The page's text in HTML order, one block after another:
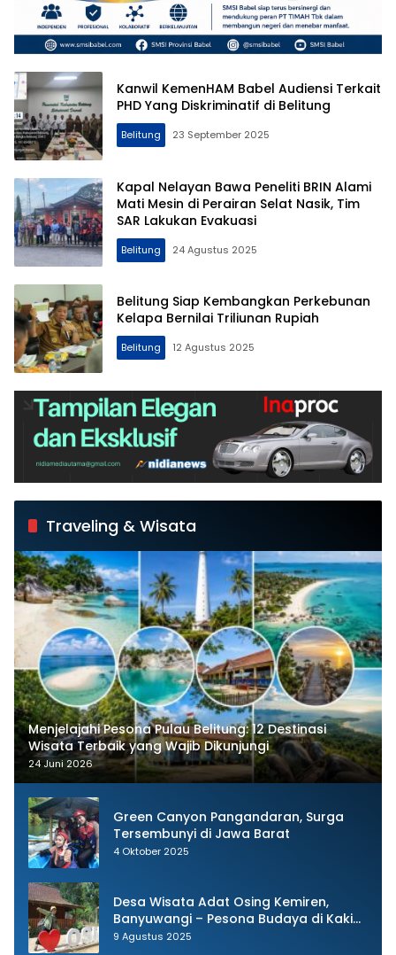
Kanwil KemenHAM Babel Audiensi Terkait
PHD Yang Diskriminatif di Belitung
Belitung 23 September 2025
Kapal Nelayan Bawa Peneliti BRIN Alami
Mati Mesin di Perairan Selat Nasik, Tim
SAR Lakukan Evakuasi
Belitung 24 Agustus 2025
Belitung Siap Kembangkan Perkebunan
Kelapa Bernilai Triliunan Rupiah
Belitung 12 Agustus 2025
Traveling & Wisata
Menjelajahi Pesona Pulau Belitung: 12 Destinasi
Wisata Terbaik yang Wajib Dikunjungi
24 Juni 2026
Green Canyon Pangandaran, Surga
Tersembunyi di Jawa Barat
4 Oktober 2025
Desa Wisata Adat Osing Kemiren,
Banyuwangi – Pesona Budaya di Kaki
Ijen
9 Agustus 2025